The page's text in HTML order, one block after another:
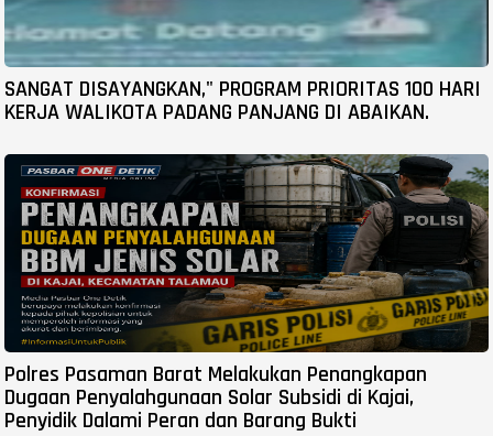
SANGAT DISAYANGKAN," PROGRAM PRIORITAS 100 HARI
KERJA WALIKOTA PADANG PANJANG DI ABAIKAN.
Polres Pasaman Barat Melakukan Penangkapan
Dugaan Penyalahgunaan Solar Subsidi di Kajai,
Penyidik Dalami Peran dan Barang Bukti